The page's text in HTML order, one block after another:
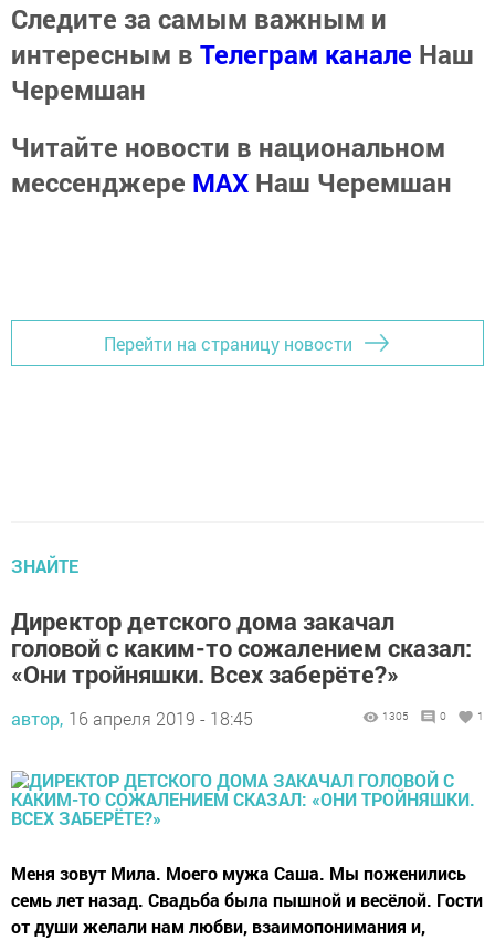
Следите за самым важным и
интересным в Телеграм канале Наш
Черемшан
Читайте новости в национальном
мессенджере MАХ Наш Черемшан
Перейти на страницу новости
ЗНАЙТЕ
Директор детского дома закачал
головой с каким-то сожалением сказал:
«Они тройняшки. Всех заберёте?»
автор, 16 апреля 2019 - 18:45 1305 0 1
Меня зовут Мила. Моего мужа Саша. Мы поженились
семь лет назад. Свадьба была пышной и весёлой. Гости
от души желали нам любви, взаимопонимания и,